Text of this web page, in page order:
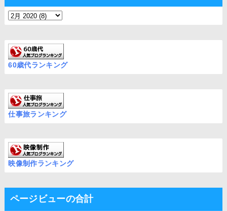
60歳代ランキング
仕事旅ランキング
映像制作ランキング
ページビューの合計